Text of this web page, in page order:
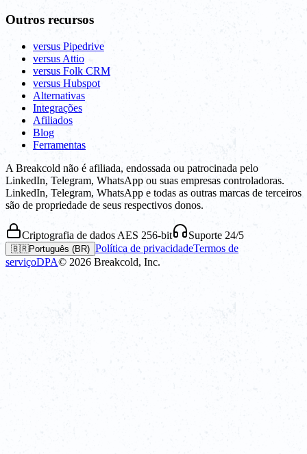
Outros recursos
versus Pipedrive
versus Attio
versus Folk CRM
versus Hubspot
Alternativas
Integrações
Afiliados
Blog
Ferramentas
A Breakcold não é afiliada, endossada ou patrocinada pelo
LinkedIn, Telegram, WhatsApp ou suas empresas controladoras.
LinkedIn, Telegram, WhatsApp e todas as outras marcas de terceiros
são de propriedade de seus respectivos donos.
Criptografia de dados AES 256-bit Suporte 24/5
🇧🇷Português (BR) Política de privacidadeTermos de
serviçoDPA© 2026 Breakcold, Inc.